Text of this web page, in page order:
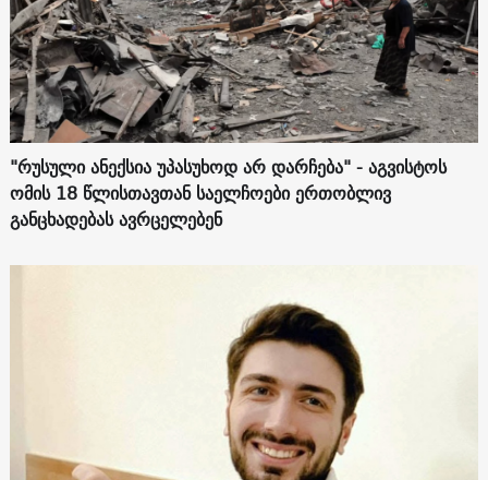
"რუსული ანექსია უპასუხოდ არ დარჩება" - აგვისტოს
ომის 18 წლისთავთან საელჩოები ერთობლივ
განცხადებას ავრცელებენ